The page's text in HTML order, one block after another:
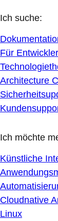
Ich suche:
Für Entwickler
Architecture
Ich möchte
Künstliche
Cloudnative
Linux